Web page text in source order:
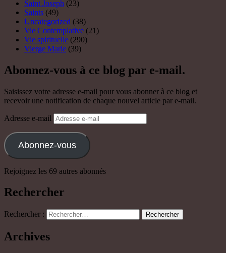
Saint Joseph (23)
Saints (49)
Uncategorized (38)
Vie Contemplative (21)
Vie spirituelle (290)
Vierge Marie (39)
Abonnez-vous à ce blog par e-mail.
Saisissez votre adresse e-mail pour vous abonner à ce blog et
recevoir une notification de chaque nouvel article par e-mail.
Adresse e-mail
Abonnez-vous
Rejoignez les 69 autres abonnés
Rechercher
Rechercher :
Archives